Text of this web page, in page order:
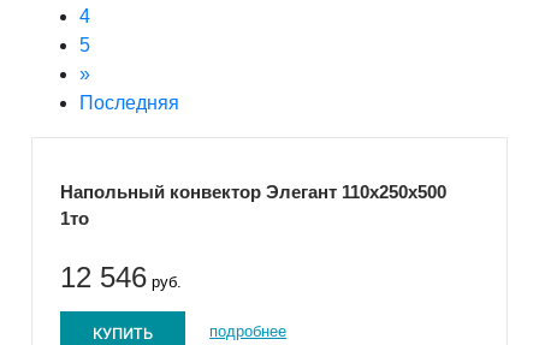
4
5
»
Последняя
Напольный конвектор Элегант 110x250x500
1то
12 546 руб.
КУПИТЬ подробнее